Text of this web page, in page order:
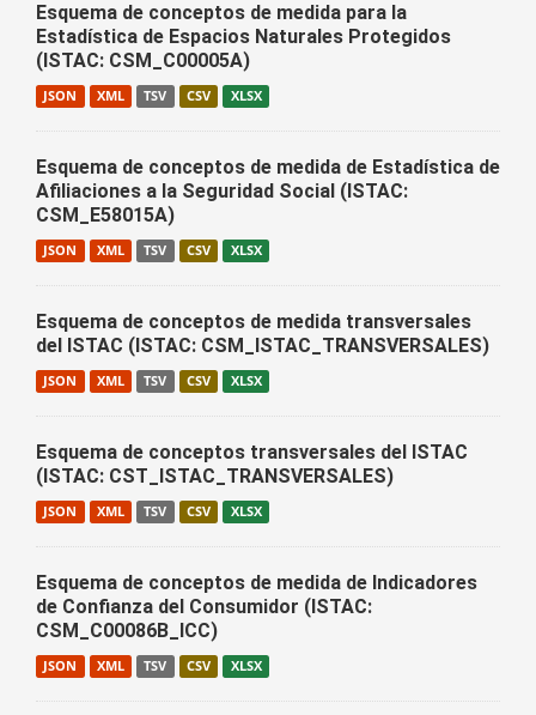
Esquema de conceptos de medida para la
Estadística de Espacios Naturales Protegidos
(ISTAC: CSM_C00005A)
JSON XML TSV CSV XLSX
Esquema de conceptos de medida de Estadística de
Afiliaciones a la Seguridad Social (ISTAC:
CSM_E58015A)
JSON XML TSV CSV XLSX
Esquema de conceptos de medida transversales
del ISTAC (ISTAC: CSM_ISTAC_TRANSVERSALES)
JSON XML TSV CSV XLSX
Esquema de conceptos transversales del ISTAC
(ISTAC: CST_ISTAC_TRANSVERSALES)
JSON XML TSV CSV XLSX
Esquema de conceptos de medida de Indicadores
de Confianza del Consumidor (ISTAC:
CSM_C00086B_ICC)
JSON XML TSV CSV XLSX